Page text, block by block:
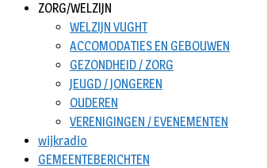
ZORG/WELZIJN
WELZIJN VUGHT
ACCOMODATIES EN GEBOUWEN
GEZONDHEID / ZORG
JEUGD / JONGEREN
OUDEREN
VERENIGINGEN / EVENEMENTEN
wijkradio
GEMEENTEBERICHTEN